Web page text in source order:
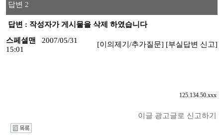
답변 2
답변 : 작성자가 게시물을 삭제 하였습니다
스페셜맨
2007/05/31
15:01
[이의제기/추가질문] [부실답변 신고]
125.134.50.xxx
이글 광고글로 신고하기